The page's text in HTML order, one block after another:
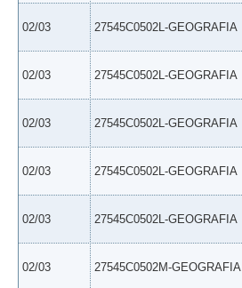
02/03 27545C0502L-GEOGRAFIA
02/03 27545C0502L-GEOGRAFIA
02/03 27545C0502L-GEOGRAFIA
02/03 27545C0502L-GEOGRAFIA
02/03 27545C0502L-GEOGRAFIA
02/03 27545C0502M-GEOGRAFIA